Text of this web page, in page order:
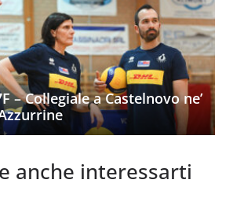
– Collegiale a Castelnovo ne’
anche interessarti